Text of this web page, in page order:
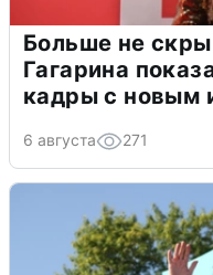
Больше не
Гагарина
кадры с новым
6 августа 271